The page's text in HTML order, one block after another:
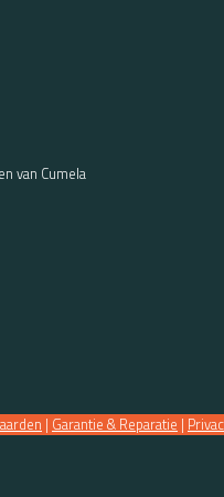
van Cumela
| Garantie & Reparatie |